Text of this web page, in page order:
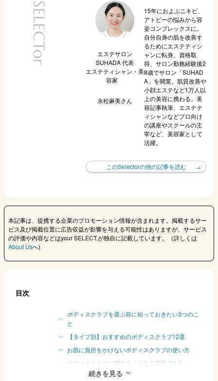
SELECTor
エステサロン
SUHADA 代表
エステティシャン・美
容家
永松麻美さん
15年におよぶニキビ、
アトピーの悩みから容
姿コンプレックスに。
自分自身の肌を改善す
るためにエステティシ
ャンに転身。資格取
得、サロン勤務経験後2
8歳でサロン「SUHAD
A」を開業。肌質改善や
小顔エステなど1万人以
上の美容に携わる。美
容記事執筆、エステテ
ィシャンなどプロ向け
の講座やスクールの主
宰など、美容家として
活躍。
このSelectorの他の記事を読む
本記事は、提携する企業のプロモーション情報が含まれます。掲載するサー
ビス及び掲載位置に広告収益が影響を与える可能性はありますが、サービス
の評価や内容などはyour SELECT.が独自に記載しています。（詳しくは
About Usへ)
目次
ボディスクラブを選ぶ前に知っておきたい3つのこ
と
【タイプ別】おすすめのボディスクラブ12選
お肌に負担をかけないボディスクラブの使い方
ボディスクラブに関するよくある疑問 Q＆A
ボディスクラブの人気ランキングをチェック